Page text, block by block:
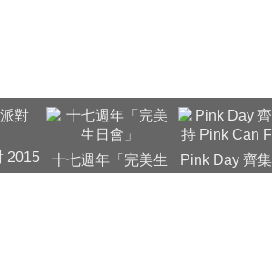
2015
十七週年「完美生
Pink Day 齊